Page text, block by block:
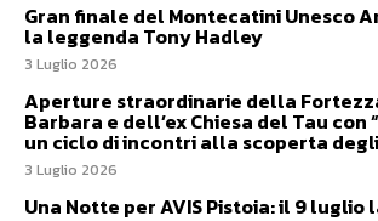
Gran finale del Montecatini Unesco
la leggenda Tony Hadley
3 Luglio 2026
Aperture straordinarie della
Barbara e dell’ex Chiesa del Tau con
un ciclo di incontri alla scoperta
3 Luglio 2026
Una Notte per AVIS Pistoia: il 9 luglio